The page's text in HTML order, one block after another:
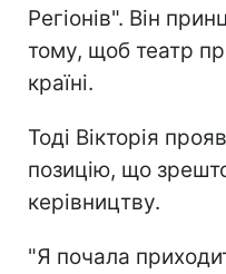
Регіонів". Він
тому, щоб театр
країні.
Тоді Вікторія
позицію, що
керівництву.
"Я почала